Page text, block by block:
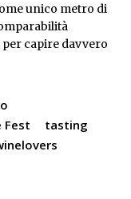
unico metro di
capire davvero
Fest
tasting